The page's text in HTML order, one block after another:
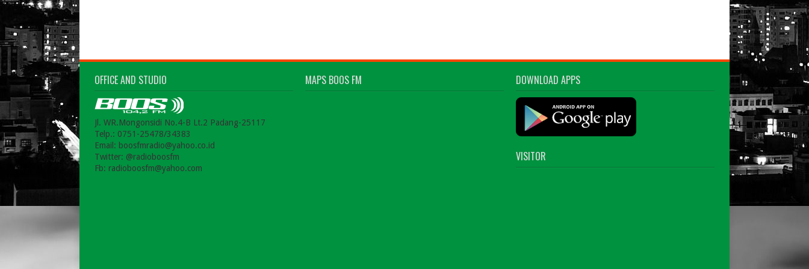
OFFICE AND STUDIO
Jl. WR.Mongonsidi No.4-B Lt.2 Padang-25117
Telp.: 0751-25478/34383
Email: boosfmradio@yahoo.co.id
Twitter: @radioboosfm
Fb: radioboosfm@yahoo.com
MAPS BOOS FM DOWNLOAD APPS
VISITOR